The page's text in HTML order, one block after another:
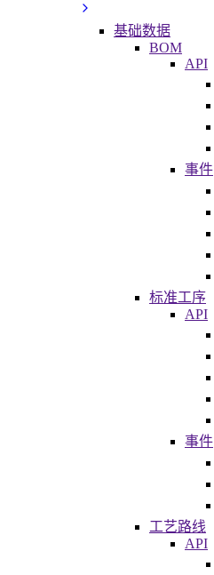
基础数据
BOM
API
事件
标准工序
API
事件
工艺路线
API